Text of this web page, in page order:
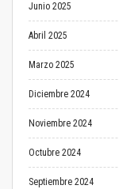
Junio 2025
Abril 2025
Marzo 2025
Diciembre 2024
Noviembre 2024
Octubre 2024
Septiembre 2024